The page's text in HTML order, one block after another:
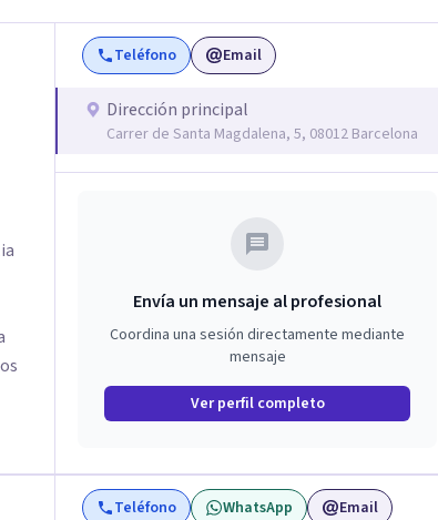
Teléfono Email
Dirección principal
Carrer de Santa Magdalena, 5, 08012 Barcelona
Envía un mensaje al profesional
Coordina una sesión directamente mediante
mensaje
Ver perfil completo
Teléfono WhatsApp Email